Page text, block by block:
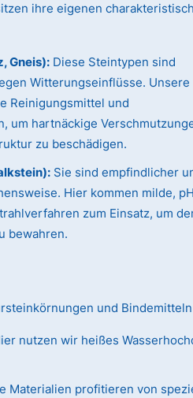
ihre eigenen
Gneis): Diese Steintypen sind
Witterungseinflüsse. Unsere
Reinigungsmittel und
um hartnäckige
zu beschädigen.
Sie sind empfindlicher
Hier kommen milde,
zum Einsatz, um
bewahren.
und
nutzen wir heißes
Materialien profitieren von